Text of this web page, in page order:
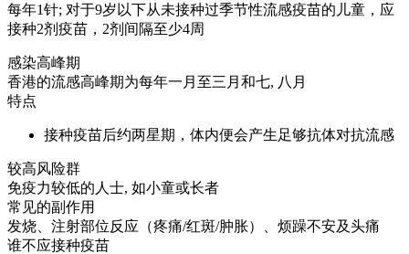
每年1针; 对于9岁以下从未接种过季节性流感疫苗的儿童，应
接种2剂疫苗，2剂间隔至少4周
感染高峰期
香港的流感高峰期为每年一月至三月和七, 八月
特点
接种疫苗后约两星期，体内便会产生足够抗体对抗流感
较高风险群
免疫力较低的人士, 如小童或长者
常见的副作用
发烧、注射部位反应（疼痛/红斑/肿胀）、烦躁不安及头痛
谁不应接种疫苗